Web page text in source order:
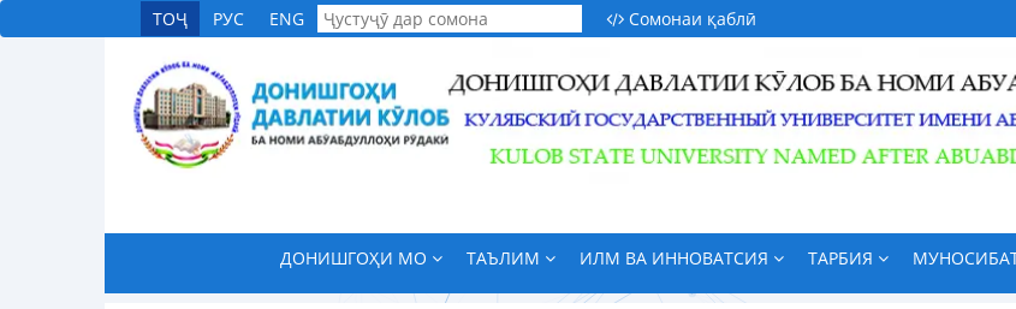
ТОҶ РУС ENG Сомонаи қаблӣ
ДОНИШГОҲИ МО ТАЪЛИМ ИЛМ ВА ИННОВАТСИЯ ТАРБИЯ